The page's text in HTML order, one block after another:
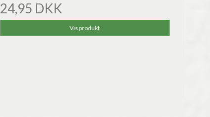
24,95 DKK
Vis produkt